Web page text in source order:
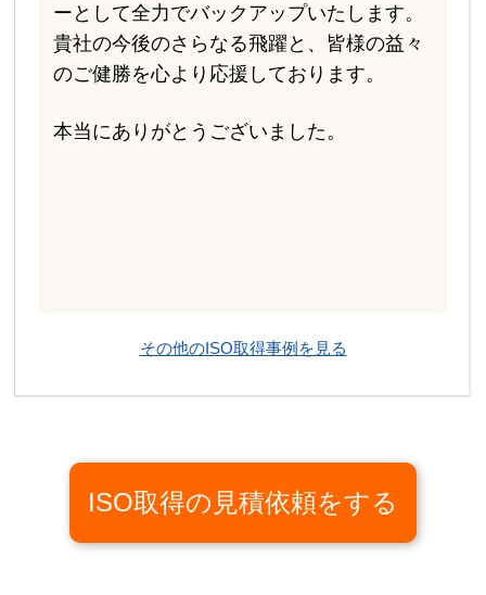
ーとして全力でバックアップいたします。
貴社の今後のさらなる飛躍と、皆様の益々
のご健勝を心より応援しております。
本当にありがとうございました。
その他のISO取得事例を見る
ISO取得の見積依頼をする